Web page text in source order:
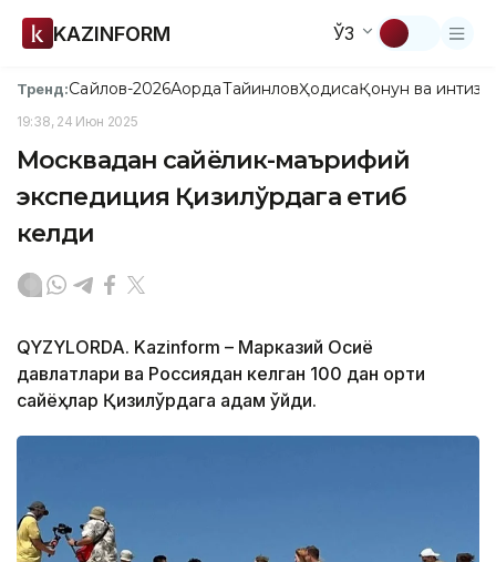
KAZINFORM ЎЗ
Тренд:Сайлов-2026АқордаТайинловҲодисаҚонун ва
19:38, 24 Июн 2025
Москвадан сайёҳлик-маърифий
экспедиция Қизилўрдага етиб
келди
QYZYLORDA. Kazinform – Марказий Осиё
давлатлари ва Россиядан келган 100 дан ортиқ
сайёҳлар Қизилўрдага қадам қўйди.